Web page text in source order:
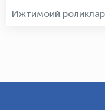
Ижтимоий роликлар